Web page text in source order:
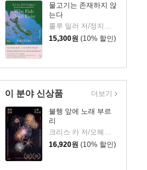
물고기는 존재하지 않
는다
룰루 밀러 저/정지인 역
15,300원 (10% 할인)
이 분야 신상품
불행 앞에 노래 부르
리
16,920원 (10% 할인)
더보기